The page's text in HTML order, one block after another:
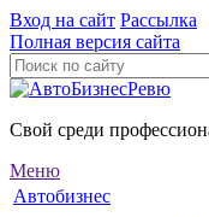
Вход на сайт Рассылка
Полная версия сайта
Свой среди
Меню
Автобизнес